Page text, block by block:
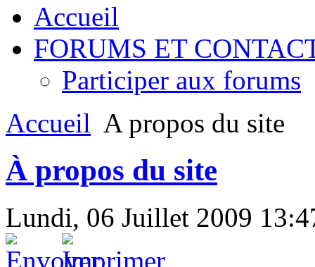
Accueil
FORUMS ET
Participer aux forums
Accueil A propos du site
À propos du site
Lundi, 06 Juillet 2009